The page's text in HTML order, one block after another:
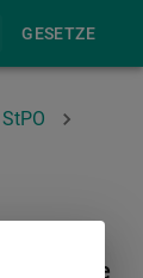
GESETZE
StPO